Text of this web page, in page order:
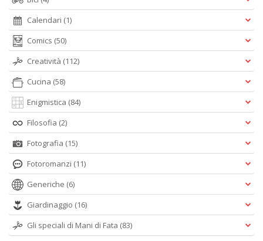
Calendari (1)
Comics (50)
Creatività (112)
Cucina (58)
Enigmistica (84)
Filosofia (2)
Fotografia (15)
Fotoromanzi (11)
Generiche (6)
Giardinaggio (16)
Gli speciali di Mani di Fata (83)